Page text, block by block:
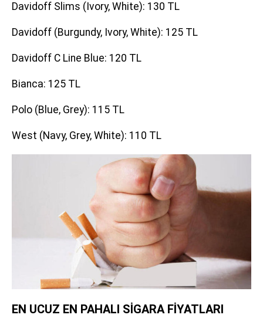
Davidoff Slims (Ivory, White): 130 TL
Davidoff (Burgundy, Ivory, White): 125 TL
Davidoff C Line Blue: 120 TL
Bianca: 125 TL
Polo (Blue, Grey): 115 TL
West (Navy, Grey, White): 110 TL
EN UCUZ EN PAHALI SİGARA FİYATLARI